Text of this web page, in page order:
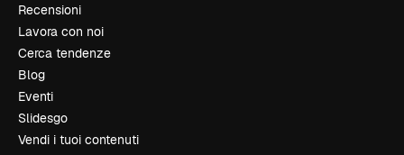
Recensioni
Lavora con noi
Cerca tendenze
Blog
Eventi
Slidesgo
Vendi i tuoi contenuti